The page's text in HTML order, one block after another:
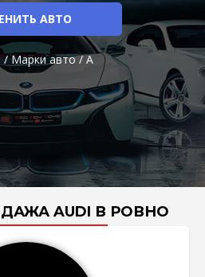
АВТО
/Марки авто/A
AUDI В РОВНО